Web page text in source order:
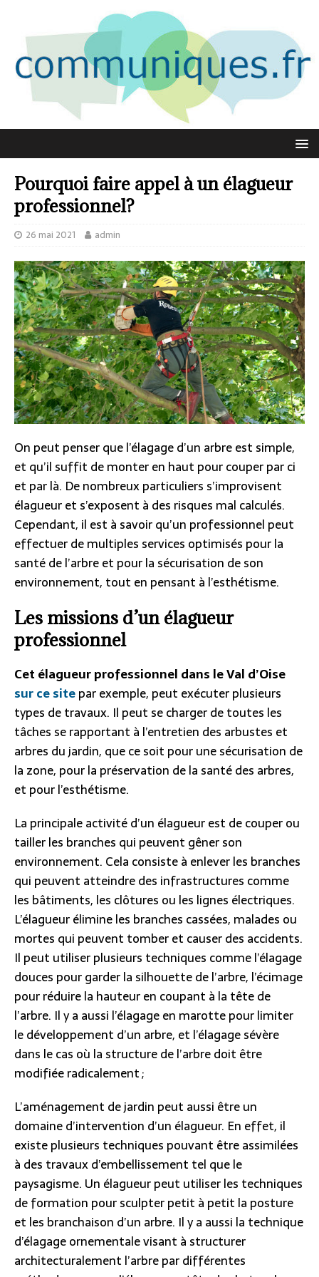
Pourquoi faire appel à un élagueur
professionnel?
26 mai 2021 admin
On peut penser que l’élagage d’un arbre est simple,
et qu’il suffit de monter en haut pour couper par ci
et par là. De nombreux particuliers s’improvisent
élagueur et s’exposent à des risques mal calculés.
Cependant, il est à savoir qu’un professionnel peut
effectuer de multiples services optimisés pour la
santé de l’arbre et pour la sécurisation de son
environnement, tout en pensant à l’esthétisme.
Les missions d’un élagueur
professionnel
Cet élagueur professionnel dans le Val d’Oise
sur ce sitepar exemple, peut exécuter plusieurs
types de travaux. Il peut se charger de toutes les
tâches se rapportant à l’entretien des arbustes et
arbres du jardin, que ce soit pour une sécurisation de
la zone, pour la préservation de la santé des arbres,
et pour l’esthétisme.
La principale activité d’un élagueur est de couper ou
tailler les branches qui peuvent gêner son
environnement. Cela consiste à enlever les branches
qui peuvent atteindre des infrastructures comme
les bâtiments, les clôtures ou les lignes électriques.
L’élagueur élimine les branches cassées, malades ou
mortes qui peuvent tomber et causer des accidents.
Il peut utiliser plusieurs techniques comme l’élagage
douces pour garder la silhouette de l’arbre, l’écimage
pour réduire la hauteur en coupant à la tête de
l’arbre. Il y a aussi l’élagage en marotte pour limiter
le développement d’un arbre, et l’élagage sévère
dans le cas où la structure de l’arbre doit être
modifiée radicalement ;
L’aménagement de jardin peut aussi être un
domaine d’intervention d’un élagueur. En effet, il
existe plusieurs techniques pouvant être assimilées
à des travaux d’embellissement tel que le
paysagisme. Un élagueur peut utiliser les techniques
de formation pour sculpter petit à petit la posture
et les branchaison d’un arbre. Il y a aussi la technique
d’élagage ornementale visant à structurer
architecturalement l’arbre par différentes